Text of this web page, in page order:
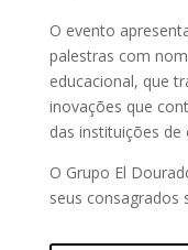
O evento
palestras com
educacional, que
inovações que
das instituições de
O Grupo El
seus consagrados